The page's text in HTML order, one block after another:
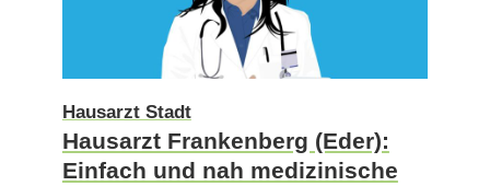
Hausarzt Stadt
Hausarzt Frankenberg (Eder):
Einfach und nah medizinische